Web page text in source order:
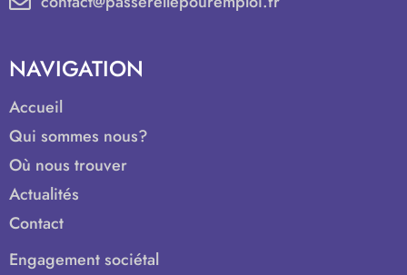
NAVIGATION
Accueil
Qui sommes nous?
Où nous trouver
Actualités
Contact
Engagement sociétal